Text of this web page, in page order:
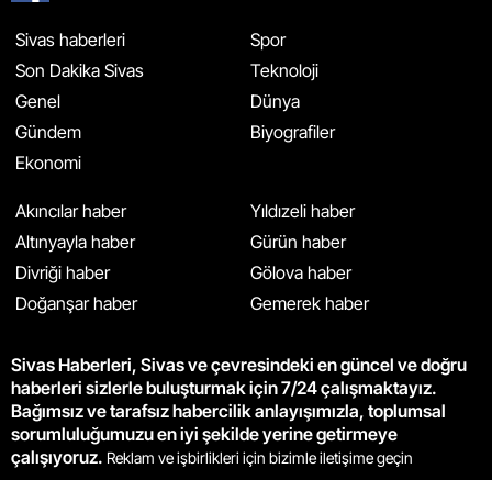
Sivas haberleri
Son Dakika Sivas
Genel
Gündem
Ekonomi
Spor
Teknoloji
Dünya
Biyografiler
Akıncılar haber
Altınyayla haber
Divriği haber
Doğanşar haber
Yıldızeli haber
Gürün haber
Gölova haber
Gemerek haber
Sivas Haberleri, Sivas ve çevresindeki en güncel ve doğru
haberleri sizlerle buluşturmak için 7/24 çalışmaktayız.
Bağımsız ve tarafsız habercilik anlayışımızla, toplumsal
sorumluluğumuzu en iyi şekilde yerine getirmeye
çalışıyoruz. Reklam ve işbirlikleri için bizimle iletişime geçin